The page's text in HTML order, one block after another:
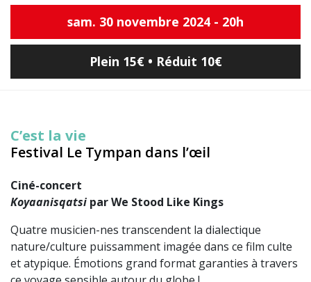
sam. 30 novembre 2024 - 20h
Plein 15€ • Réduit 10€
C’est la vie
Festival Le Tympan dans l’œil
Ciné-concert
Koyaanisqatsi par We Stood Like Kings
Quatre musicien-nes transcendent la dialectique
nature/culture puissamment imagée dans ce film culte
et atypique. Émotions grand format garanties à travers